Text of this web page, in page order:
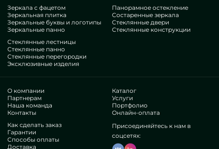
Зеркала с фацетом
Зеркальная плитка
Зеркальные буквы и логотипы
Зеркальные панно
Панорамное остекление
Состаренные зеркала
Стеклянные двери
Стеклянные конструкции
Стеклянные лестницы
Стеклянные панно
Стеклянные перегородки
Эксклюзивные изделия
О компании
Партнерам
Наша команда
Контакты
Каталог
Услуги
Портфолио
Онлайн-оплата
Как сделать заказ
Гарантии
Способы оплаты
Доставка
Присоединяйтесь к нам в
соцсетях: